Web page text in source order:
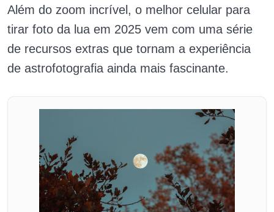
Além do zoom incrível, o melhor celular para
tirar foto da lua em 2025 vem com uma série
de recursos extras que tornam a experiência
de astrofotografia ainda mais fascinante.